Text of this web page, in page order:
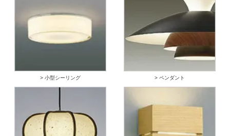
> 小型シーリング > ペンダント